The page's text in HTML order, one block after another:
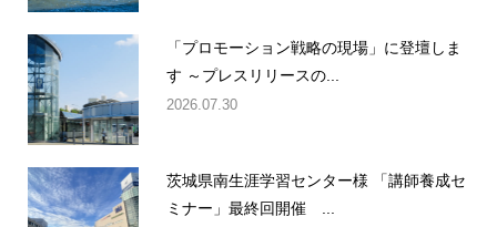
「プロモーション戦略の現場」に登壇しま
す ～プレスリリースの...
2026.07.30
茨城県南生涯学習センター様 「講師養成セ
ミナー」最終回開催 ...